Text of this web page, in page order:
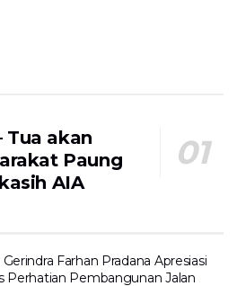
Tua akan
Paung
AIA
Farhan Pradana Apresiasi
Perhatian Pembangunan Jalan